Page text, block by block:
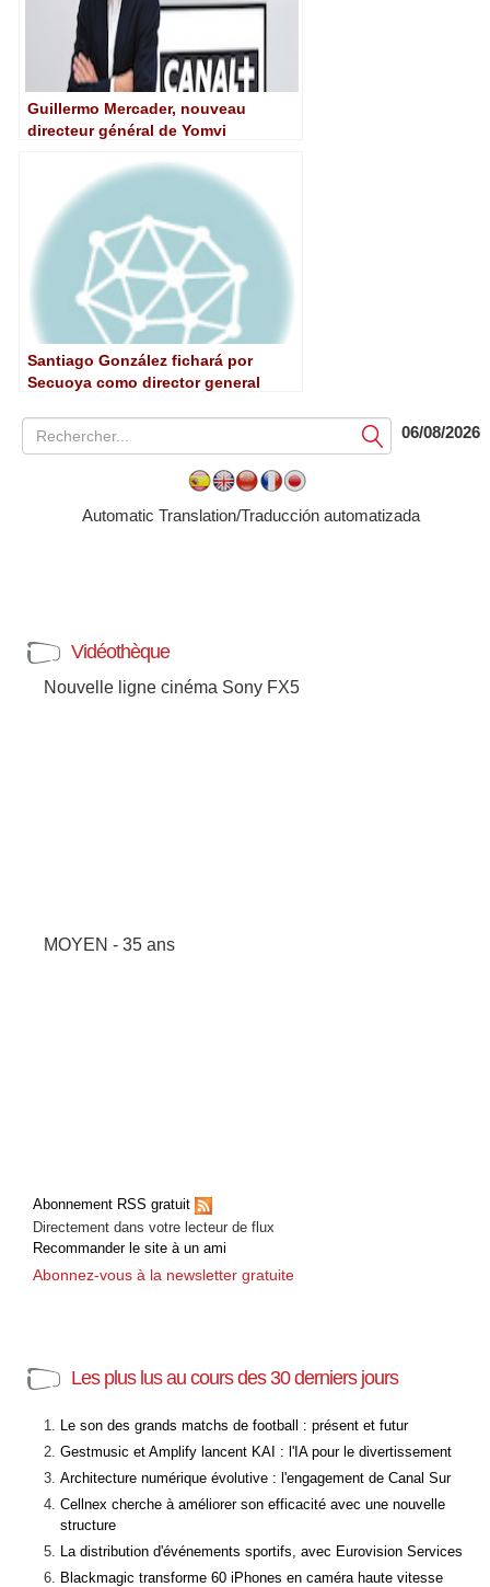
Guillermo Mercader, nouveau
directeur général de Yomvi
Santiago González fichará por
Secuoya como director general
Soumettre06/08/2026
Automatic Translation/Traducción automatizada
Vidéothèque
Nouvelle ligne cinéma Sony FX5
MOYEN - 35 ans
Abonnement RSS gratuit
Directement dans votre lecteur de flux
Recommander le site à un ami
Abonnez-vous à la newsletter gratuite
Les plus lus au cours des 30 derniers jours
Le son des grands matchs de football : présent et futur
Gestmusic et Amplify lancent KAI : l'IA pour le divertissement
Architecture numérique évolutive : l'engagement de Canal Sur
Cellnex cherche à améliorer son efficacité avec une nouvelle
structure
La distribution d'événements sportifs, avec Eurovision Services
Blackmagic transforme 60 iPhones en caméra haute vitesse